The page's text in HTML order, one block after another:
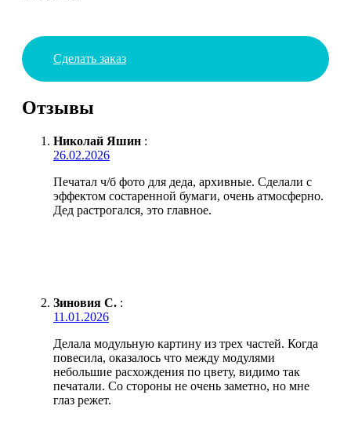
Сделать заказ
Отзывы
Николай Яшин :
26.02.2026
Печатал ч/б фото для деда, архивные. Сделали с
эффектом состаренной бумаги, очень атмосферно.
Дед растрогался, это главное.
Зиновия С. :
11.01.2026
Делала модульную картину из трех частей. Когда
повесила, оказалось что между модулями
небольшие расхождения по цвету, видимо так
печатали. Со стороны не очень заметно, но мне
глаз режет.